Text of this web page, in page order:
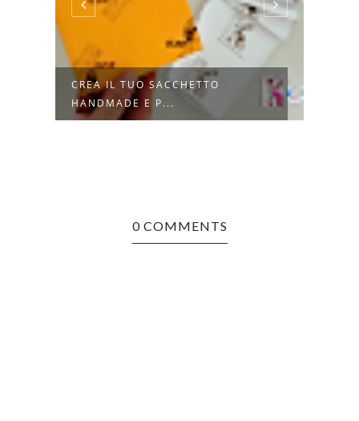
CREA IL TUO SACCHETTO
HANDMADE E P...
0 COMMENTS